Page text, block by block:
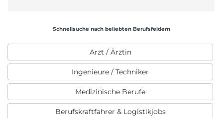
Schnellsuche nach beliebten Berufsfeldern
Arzt / Ärztin
Ingenieure / Techniker
Medizinische Berufe
Berufskraftfahrer & Logistikjobs